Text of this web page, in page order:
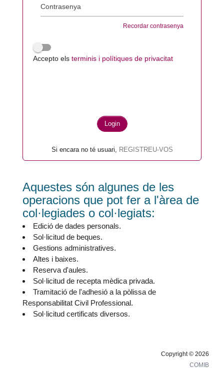
Contrasenya
Recordar contrasenya
Accepto els terminis i polítiques de privacitat
Si encara no té usuari, REGISTREU-VOS
Aquestes són algunes de les
operacions que pot fer a l'àrea de
col·legiades o col·legiats:
Edició de dades personals.
Sol·licitud de beques.
Gestions administratives.
Altes i baixes.
Reserva d'aules.
Sol·licitud de recepta mèdica privada.
Tramitació de l'adhesió a la pòlissa de
Responsabilitat Civil Professional.
Sol·licitud certificats diversos.
Copyright © 2026
COMIB